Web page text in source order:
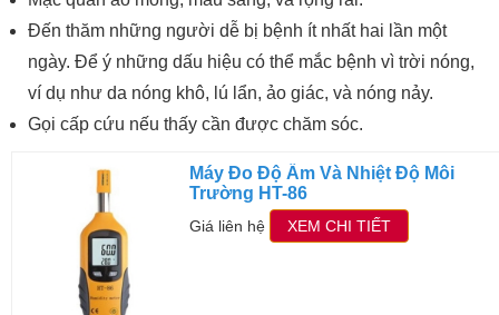
Đến thăm những người dễ bị bệnh ít nhất hai lần một
ngày. Để ý những dấu hiệu có thể mắc bệnh vì trời nóng,
ví dụ như da nóng khô, lú lẩn, ảo giác, và nóng nảy.
Gọi cấp cứu nếu thấy cần được chăm sóc.
Máy Đo Độ Ẩm Và Nhiệt Độ Môi
Trường HT-86
Giá liên hệ XEM CHI TIẾT